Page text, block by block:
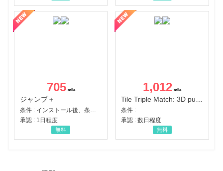
705
ジャンプ＋
承認 : 1日程度
無料
1,012
条件 :
承認 : 数日程度
無料